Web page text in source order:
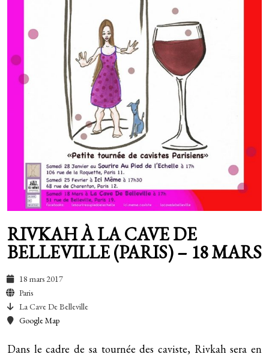
Second (2009)
Walking Our Dogs (2006)
Tous les lives
Live au Petit Bain (avril 2016)
Télégramme
Fanfreluches
RIVKAH À LA CAVE DE
BELLEVILLE (PARIS) – 18 MARS
18 mars 2017
Paris
La Cave De Belleville
Google Map
Dans le cadre de sa tournée des caviste, Rivkah sera en